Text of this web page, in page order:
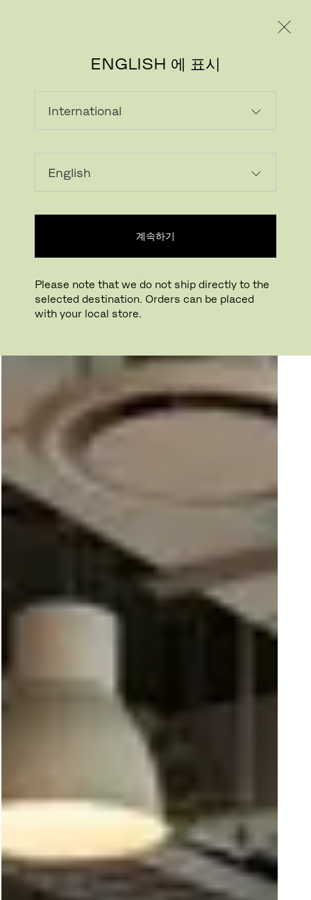
ENGLISH 에 표시
계속하기
Please note that we do not ship directly to the
selected destination. Orders can be placed
with your local store.